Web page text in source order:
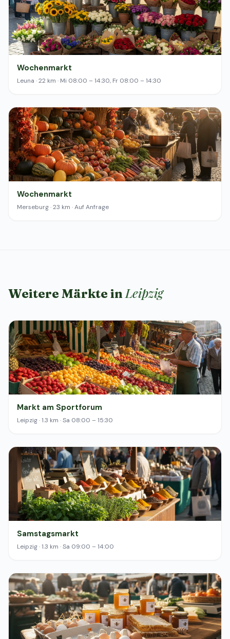
Wochenmarkt
Leuna · 22 km · Mi 08:00 – 14:30, Fr 08:00 – 14:30
Wochenmarkt
Merseburg · 23 km · Auf Anfrage
Weitere Märkte inLeipzig
Markt am Sportforum
Leipzig · 1.3 km · Sa 08:00 – 15:30
Samstagsmarkt
Leipzig · 1.3 km · Sa 09:00 – 14:00